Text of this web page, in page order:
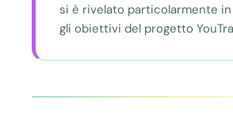
si è rivelato particolarmente
gli obiettivi del progetto